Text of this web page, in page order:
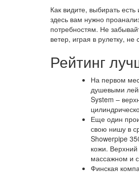
Как видите, выбирать
здесь вам нужно
потребностям. Не
ветер, играя в рулетку,
Рейтинг
На первом
душевыми
System –
Еще один
свою нишу в
Showerpipe
кожи.
массажном и
Финская